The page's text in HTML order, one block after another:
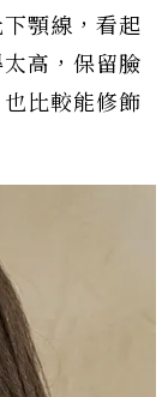
顎線，看起
高，保留臉
比較能修飾